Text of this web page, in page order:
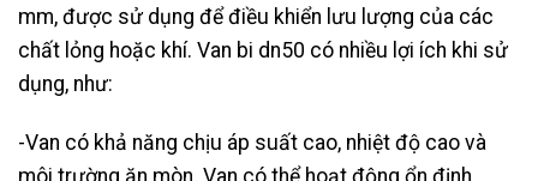
mm, được sử dụng để điều khiển lưu lượng của các
chất lỏng hoặc khí. Van bi dn50 có nhiều lợi ích khi sử
dụng, như:
-Van có khả năng chịu áp suất cao, nhiệt độ cao và
môi trường ăn mòn. Van có thể hoạt động ổn định